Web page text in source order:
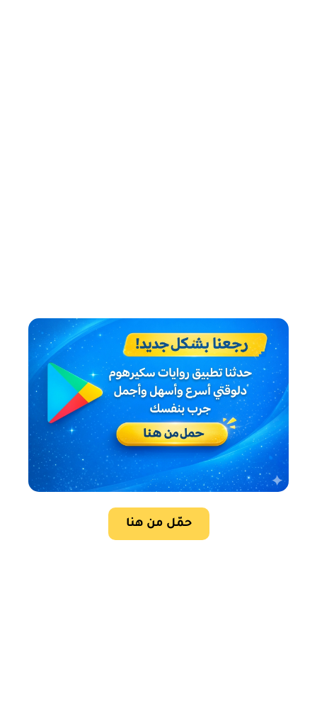
حمّل من هنا